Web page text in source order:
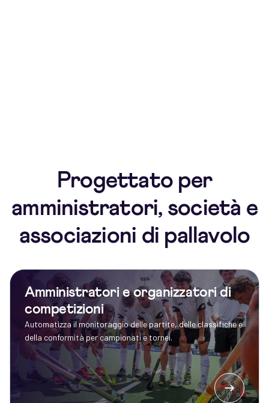
Progettato per
amministratori, società e
associazioni di pallavolo
Amministratori e organizzatori di
competizioni
Automatizza il monitoraggio delle partite, delle classifiche e
della conformità per campionati e tornei.